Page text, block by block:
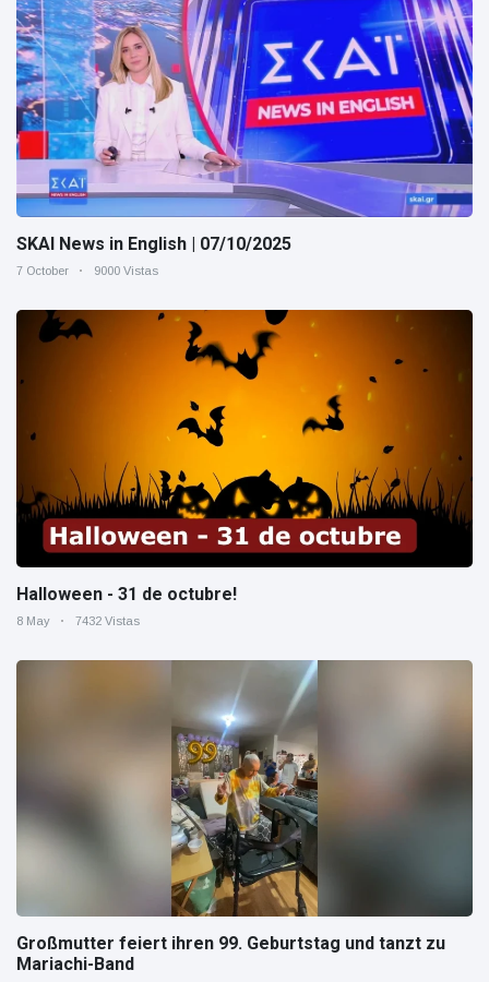
SKAI News in English | 07/10/2025
7 October 9000 Vistas
Halloween - 31 de octubre!
8 May 7432 Vistas
Großmutter feiert ihren 99. Geburtstag und tanzt zu
Mariachi-Band